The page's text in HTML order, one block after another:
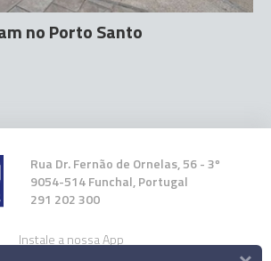
no Porto Santo
Rua Dr. Fernão de Ornelas, 56 - 3º
9054-514 Funchal, Portugal
291 202 300
Instale a nossa App